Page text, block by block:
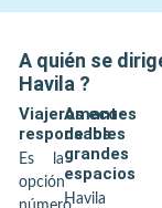
A quién se
Havila ?
Viajeros eco-
responsables
Es la
opción
Amantes
de los
grandes
espacios
Havila